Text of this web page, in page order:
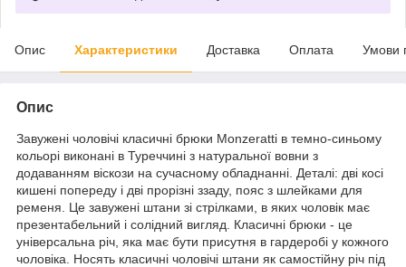
Опис Характеристики Доставка Оплата Умови
Опис
Завужені чоловічі класичні брюки Monzeratti в темно-синьому
кольорі виконані в Туреччині з натуральної вовни з
додаванням віскози на сучасному обладнанні. Деталі: дві косі
кишені попереду і дві прорізні ззаду, пояс з шлейками для
ременя. Це завужені штани зі стрілками, в яких чоловік має
презентабельний і солідний вигляд. Класичні брюки - це
універсальна річ, яка має бути присутня в гардеробі у кожного
чоловіка. Носять класичні чоловічі штани як самостійну річ під